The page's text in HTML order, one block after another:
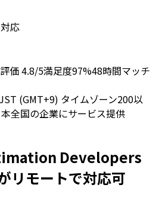
応
評価 4.8/5満足度97%48時間マッチ
JST (GMT+9) タイムゾーン200以
全国の企業にサービス提供
Developers
リモートで対応可